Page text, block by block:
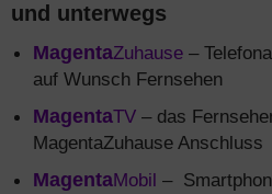
und unterwegs
MagentaZuhause –
auf Wunsch Fernsehen
MagentaTV – das
MagentaZuhause Anschluss
MagentaMobil –